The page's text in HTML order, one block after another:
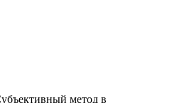
метод в